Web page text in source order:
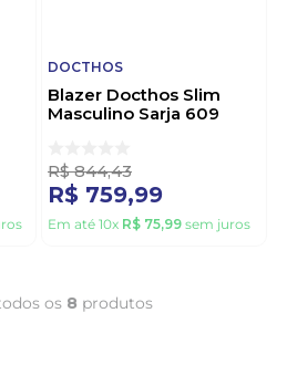
DOCTHOS
Blazer Docthos Slim
Masculino Sarja 609
R$ 844,43
R$ 759,99
Em até 10x R$ 75,99 sem juros
os 8 produtos